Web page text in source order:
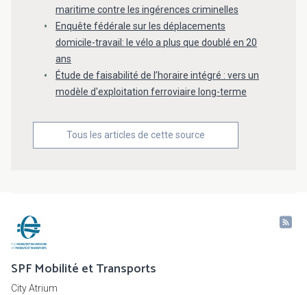
maritime contre les ingérences criminelles
Enquête fédérale sur les déplacements
domicile-travail: le vélo a plus que doublé en 20
ans
Étude de faisabilité de l’horaire intégré : vers un
modèle d'exploitation ferroviaire long-terme
Tous les articles de cette source
SPF Mobilité et Transports
City Atrium